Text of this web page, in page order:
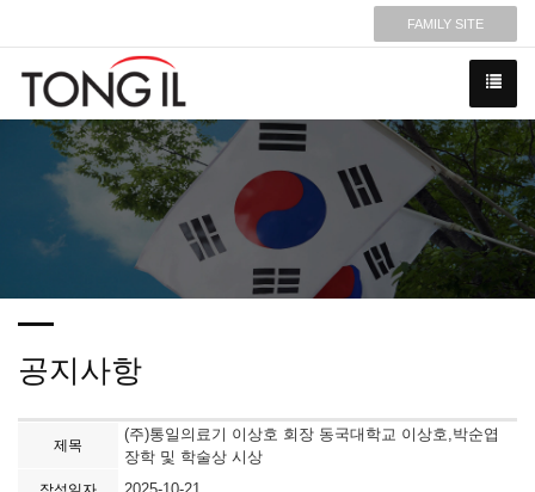
FAMILY SITE
공지사항
제목
(주)통일의료기 이상호 회장 동국대학교 이상호,박순엽
장학 및 학술상 시상